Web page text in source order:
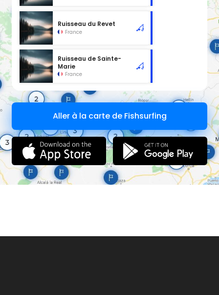
Ruisseau du Revet
France
Ruisseau de Sainte-
Marie
France
Aller à la carte de Fishsurfing